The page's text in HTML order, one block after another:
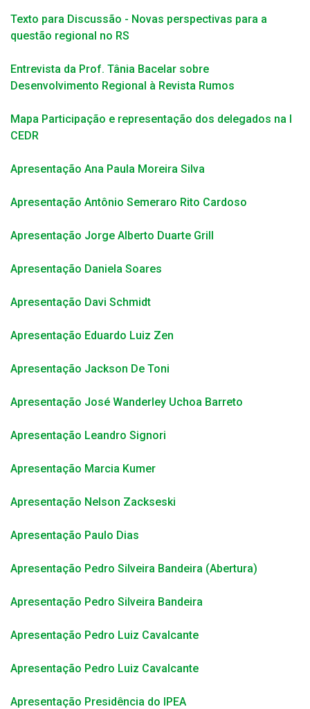
Texto para Discussão - Novas perspectivas para a
questão regional no RS
Entrevista da Prof. Tânia Bacelar sobre
Desenvolvimento Regional à Revista Rumos
Mapa Participação e representação dos delegados na I
CEDR
Apresentação Ana Paula Moreira Silva
Apresentação Antônio Semeraro Rito Cardoso
Apresentação Jorge Alberto Duarte Grill
Apresentação Daniela Soares
Apresentação Davi Schmidt
Apresentação Eduardo Luiz Zen
Apresentação Jackson De Toni
Apresentação José Wanderley Uchoa Barreto
Apresentação Leandro Signori
Apresentação Marcia Kumer
Apresentação Nelson Zackseski
Apresentação Paulo Dias
Apresentação Pedro Silveira Bandeira (Abertura)
Apresentação Pedro Silveira Bandeira
Apresentação Pedro Luiz Cavalcante
Apresentação Pedro Luiz Cavalcante
Apresentação Presidência do IPEA